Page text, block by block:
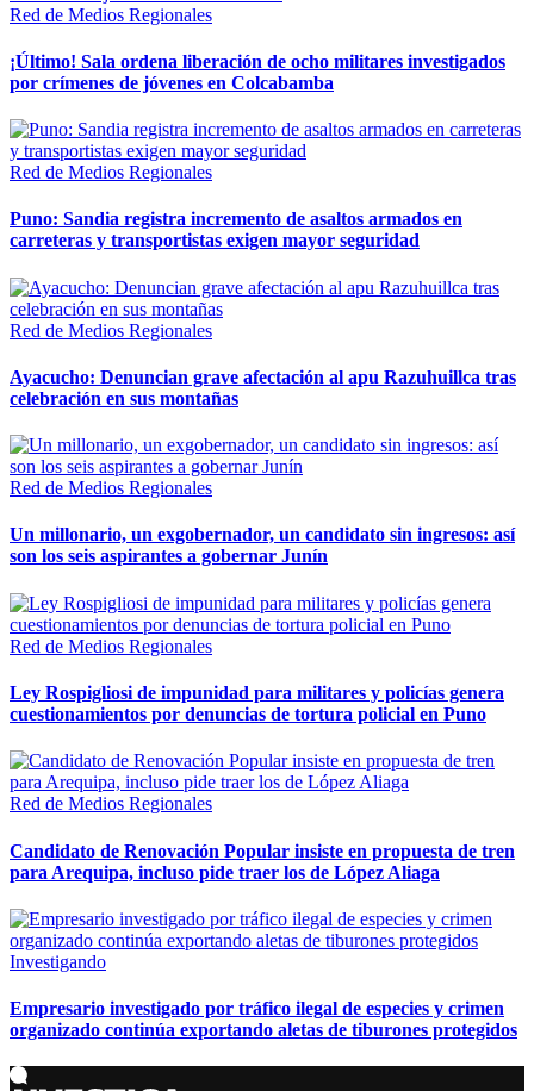
Red de Medios Regionales
¡Último! Sala ordena liberación de ocho militares investigados
por crímenes de jóvenes en Colcabamba
Red de Medios Regionales
Puno: Sandia registra incremento de asaltos armados en
carreteras y transportistas exigen mayor seguridad
Red de Medios Regionales
Ayacucho: Denuncian grave afectación al apu Razuhuillca tras
celebración en sus montañas
Red de Medios Regionales
Un millonario, un exgobernador, un candidato sin ingresos: así
son los seis aspirantes a gobernar Junín
Red de Medios Regionales
Ley Rospigliosi de impunidad para militares y policías genera
cuestionamientos por denuncias de tortura policial en Puno
Red de Medios Regionales
Candidato de Renovación Popular insiste en propuesta de tren
para Arequipa, incluso pide traer los de López Aliaga
Investigando
Empresario investigado por tráfico ilegal de especies y crimen
organizado continúa exportando aletas de tiburones protegidos